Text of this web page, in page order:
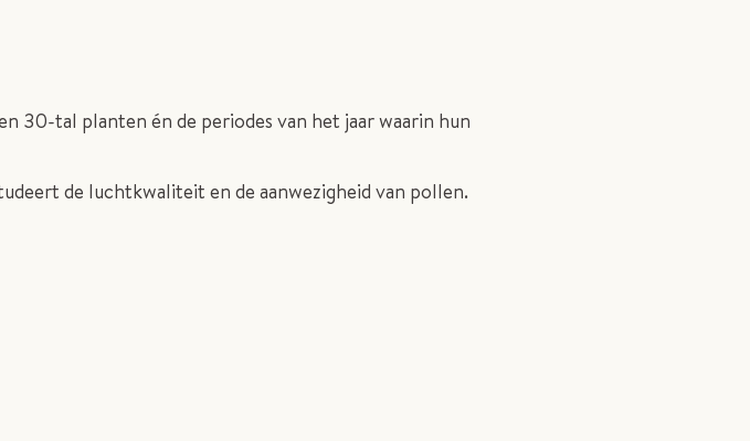
30-tal planten én de periodes van het jaar waarin hun
de luchtkwaliteit en de aanwezigheid van pollen.